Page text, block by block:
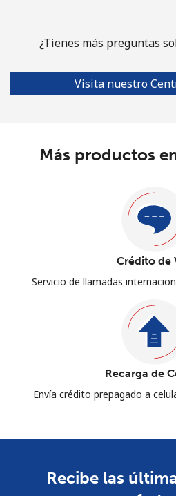
¿Tienes más preguntas
Visita nuestro
Más productos
Crédito de
Servicio de llamadas
Recarga de
Envía crédito prepagado a
Recibe las